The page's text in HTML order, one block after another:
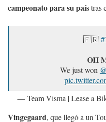
campeonato para su paístras
🇫🇷
𝐎𝐇
We just won
— Team Visma | Lease a
Vingegaard, que llegó a un